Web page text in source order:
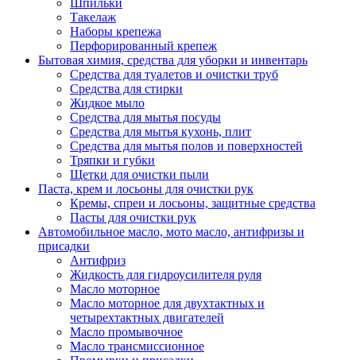
Такелаж
Наборы крепежа
Перфорированный крепеж
Бытовая химия, средства для уборки и инвентарь
Средства для туалетов и очистки труб
Средства для стирки
Жидкое мыло
Средства для мытья посуды
Средства для мытья кухонь, плит
Средства для мытья полов и поверхностей
Тряпки и губки
Щетки для очистки пыли
Паста, крем и лосьоны для очистки рук
Кремы, спреи и лосьоны, защитные средства
Пасты для очистки рук
Автомобильное масло, мото масло, антифризы и
присадки
Антифриз
Жидкость для гидроусилителя руля
Масло моторное
Масло моторное для двухтактных и
четырехтактных двигателей
Масло промывочное
Масло трансмиссионное